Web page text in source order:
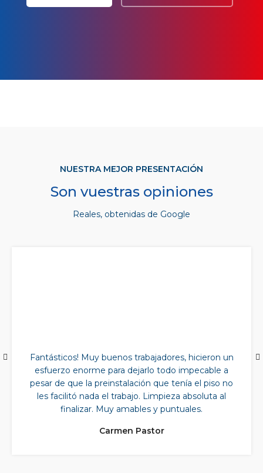
NUESTRA MEJOR PRESENTACIÓN
Son vuestras opiniones
Reales, obtenidas de Google
Fantásticos! Muy buenos trabajadores, hicieron un
esfuerzo enorme para dejarlo todo impecable a
pesar de que la preinstalación que tenía el piso no
les facilitó nada el trabajo. Limpieza absoluta al
finalizar. Muy amables y puntuales.
Carmen Pastor